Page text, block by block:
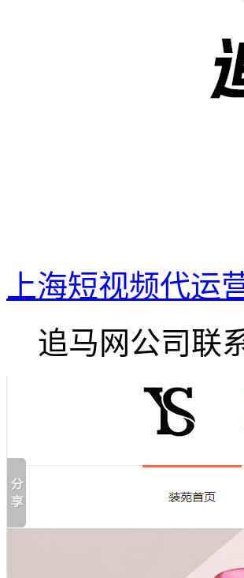
上海短视频代运
追马网公司联